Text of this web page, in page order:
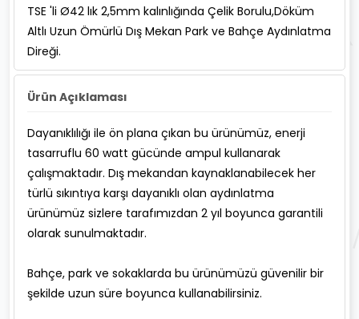
TSE 'li Ø42 lık 2,5mm kalınlığında Çelik Borulu,Döküm
Altlı Uzun Ömürlü Dış Mekan Park ve Bahçe Aydınlatma
Direği.
Ürün Açıklaması
Dayanıklılığı ile ön plana çıkan bu ürünümüz, enerji
tasarruflu 60 watt gücünde ampul kullanarak
çalışmaktadır. Dış mekandan kaynaklanabilecek her
türlü sıkıntıya karşı dayanıklı olan aydınlatma
ürünümüz sizlere tarafımızdan 2 yıl boyunca garantili
olarak sunulmaktadır.
Bahçe, park ve sokaklarda bu ürünümüzü güvenilir bir
şekilde uzun süre boyunca kullanabilirsiniz.